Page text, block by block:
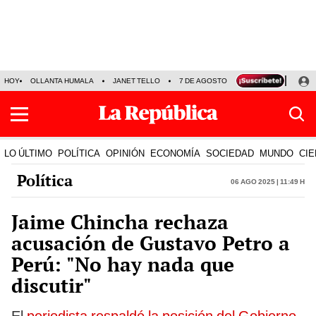
HOY OLLANTA HUMALA JANET TELLO 7 DE AGOSTO TINKA RESULTADOS
LO ÚLTIMO POLÍTICA OPINIÓN ECONOMÍA SOCIEDAD MUNDO
Política 06 Ago 2025 | 11:49 h
Jaime Chincha rechaza
acusación de Gustavo Petro a
Perú: "No hay nada que
discutir"